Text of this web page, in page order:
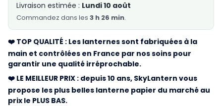
❤️ TOP QUALITÉ : Les lanternes sont fabriquées à la
main et contrôlées en France par nos soins pour
garantir une qualité irréprochable.
❤️ LE MEILLEUR PRIX : depuis 10 ans, SkyLantern vous
propose les plus belles lanterne papier du marché au
prix le PLUS BAS.
Livraison estimée : Lundi 10 août
Commandez dans les 3 h 26 min.